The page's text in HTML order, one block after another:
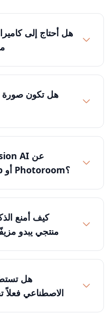
هل أحتاج إلى
هل تكون صورة
Canva أو Photoshop أو Photoroom؟
كيف أمنع
منتجي يبدو
هل
الاصطناعي فعلاً